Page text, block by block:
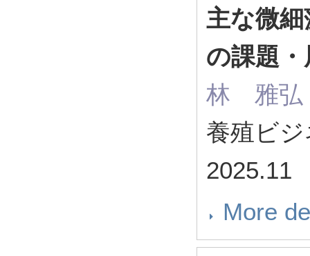
主な微
の課題
林 雅弘
養殖ビ
2025.11
More